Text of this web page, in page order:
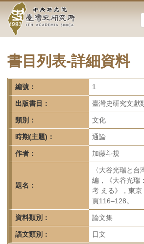
要
中
央
研
究
院-
臺
灣
史
研
究
首
頁
書目列表-詳細資料
編號： 1
出版書目： 臺灣史研究文獻
類別： 文化
時期(主題)： 通論
作者： 加藤斗規
題名：
〈大谷光瑞と
編，《大谷光瑞
考 える》，東京
頁116–128。
資料類別： 論文集
語文類別： 日文